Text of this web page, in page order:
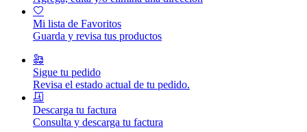
Mi lista de Favoritos
Guarda y revisa tus productos
Sigue tu pedido
Revisa el estado actual de tu pedido.
Descarga tu factura
Consulta y descarga tu factura